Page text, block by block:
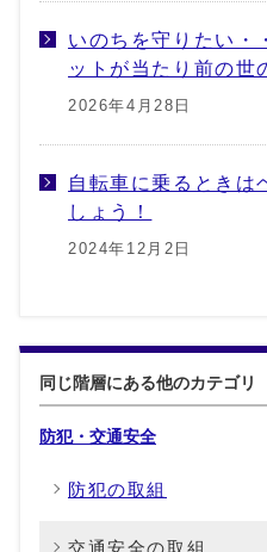
いのちを守りたい
ットが当たり前の世
2026年4月28日
自転車に乗るときは
しょう！
2024年12月2日
同じ階層にある他のカテゴリ
防犯・交通安全
防犯の取組
交通安全の取組